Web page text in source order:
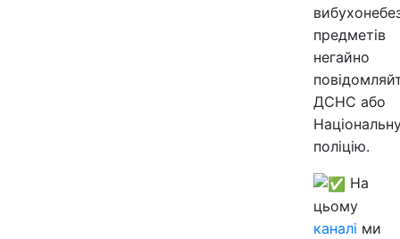
предметів
негайно
ДСНС або
поліцію.
На
цьому
каналі ми